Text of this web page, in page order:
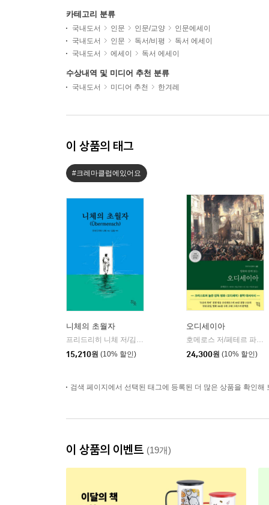
카테고리 분류
국내도서 인문 인문/교양
인문에세이
국내도서
인문 독서/비평
독서 에세이
국내도서
에세이 독서 에세이
수상내역 및 미디어 추천 분류
국내도서 미디어 추천 한겨레
이 상품의 태그
#크레마클럽에있어요
니체의 초월자
프리드리히 니체 저/김철 편역
15,210원 (10% 할인)
오디세이아
호메로스 저/페테르 파울 루벤스 그림/박문재 역
24,300원 (10% 할인)
검색 페이지에서 선택된 태그에 등록된 더 많은 상품을 확인해
이 상품의 이벤트 (19개)